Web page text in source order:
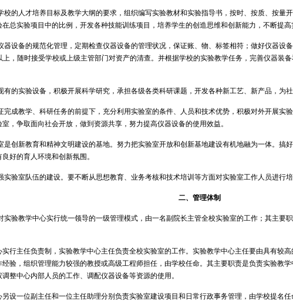
校的人才培养目标及教学大纲的要求，组织编写实验教材和实验指导书，按时、按质、按量
总实验项目中的比例，开发各种技能训练项目，培养学生的创造思维和创新能力，不断提高
器设备的规范化管理，定期检查仪器设备的管理状况，保证账、物、标签相符；做好仪器设
上，随时接受学校或上级主管部门对资产的清查。并根据学校的实验教学任务，完善仪器装
有的实验设备，积极开展科学研究，承担各级各类科研课题，开发各种新工艺、新产品，为
完成教学、科研任务的前提下，充分利用实验室的条件、人员和技术优势，积极对外开展实
，争取面向社会开放，做到资源共享，努力提高仪器设备的使用效益。
是创新教育和精神文明建设的基地。努力把实验室开放和创新基地建设有机地融为一体。搞
好的育人环境和创新氛围。
实验室队伍的建设。要不断从思想教育、业务考核和技术培训等方面对实验室工作人员进行
二、管理体制
实验教学中心实行统一领导的一级管理模式，由一名副院长主管全校实验室的工作；其主要
实行主任负责制，实验教学中心主任负责全校实验室的工作。实验教学中心主任要由具有较
验，组织管理能力较强的教授或高级工程师担任，由学校任命。其主要职责是负责实验教
整中心内部人员的工作、调配仪器设备等资源的使用。
设一位副主任和一位主任助理分别负责实验室建设项目和日常行政事务管理，由学校提名任